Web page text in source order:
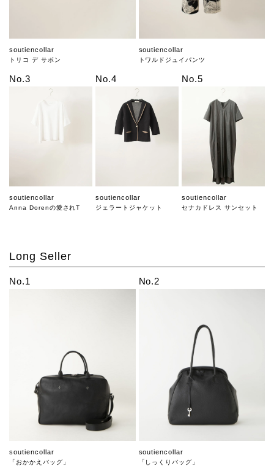
soutiencollar
トリコ デ サボン
soutiencollar
トワルドジュイパンツ
No.3
soutiencollar
Anna Dorenの愛されT
No.4
soutiencollar
ジェラートジャケット
No.5
soutiencollar
セナカドレス サンセット
Long Seller
No.1
soutiencollar
「おかかえバッグ」
No.2
soutiencollar
「しっくりバッグ」